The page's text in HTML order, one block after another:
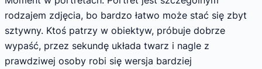
rodzajem zdjęcia, bo bardzo łatwo może stać się zbyt
sztywny. Ktoś patrzy w obiektyw, próbuje dobrze
wypaść, przez sekundę układa twarz i nagle z
prawdziwej osoby robi się wersja bardziej